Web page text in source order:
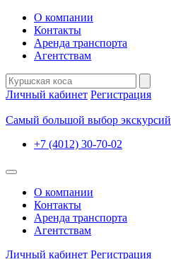
О компании
Контакты
Аренда транспорта
Агентствам
Личный кабинет Регистрация
Самый большой выбор экскурсий
+7 (4012) 30-70-02
О компании
Контакты
Аренда транспорта
Агентствам
Личный кабинет Регистрация